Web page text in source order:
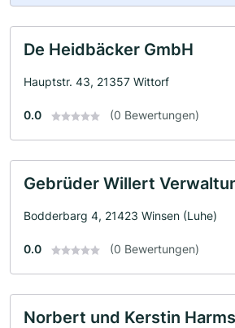
De Heidbäcker GmbH
Hauptstr. 43, 21357 Wittorf
0.0 (0 Bewertungen)
Gebrüder Willert
Bodderbarg 4, 21423 Winsen (Luhe)
0.0 (0 Bewertungen)
Norbert und Kerstin